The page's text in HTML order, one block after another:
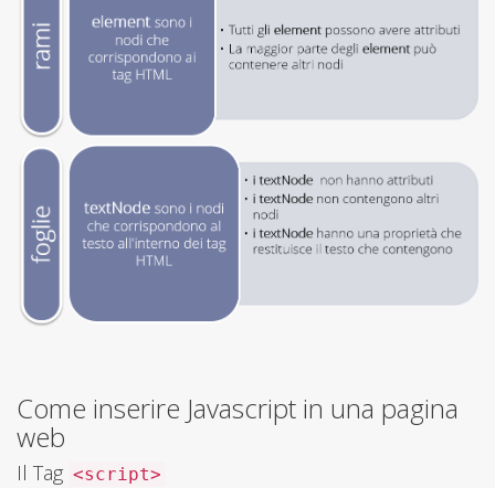
Come inserire Javascript in una pagina
web
Il Tag <script>